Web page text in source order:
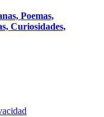
Poemas,
Curiosidades,